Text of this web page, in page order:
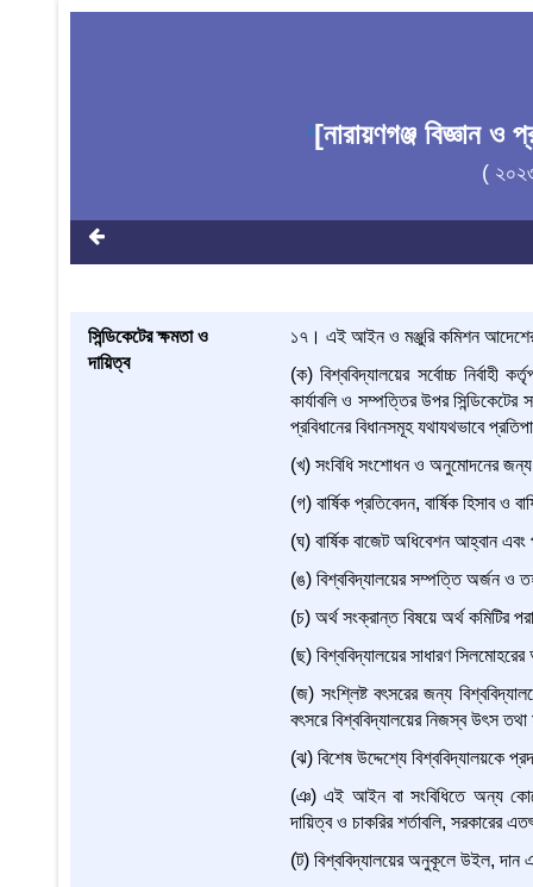
1[নারায়ণগঞ্জ বিজ্ঞান
(
সিন্ডিকেটের ক্ষমতা ও
দায়িত্ব
১৭। এই আইন ও মঞ্জুরি কমিশন আদেশের
(ক) বিশ্ববিদ্যালয়ের সর্বোচ্চ নির্বাহী
কার্যাবলি ও সম্পত্তির উপর সিন্ডিকেটের
প্রবিধানের বিধানসমূহ যথাযথভাবে
(খ) সংবিধি সংশোধন ও অনুমোদনের জন্য
(গ) বার্ষিক প্রতিবেদন, বার্ষিক হিসাব ও
(ঘ) বার্ষিক বাজেট অধিবেশন আহ্বান
(ঙ) বিশ্ববিদ্যালয়ের সম্পত্তি অর্জন ও
(চ) অর্থ সংক্রান্ত বিষয়ে অর্থ কমিটির
(ছ) বিশ্ববিদ্যালয়ের সাধারণ
(জ) সংশ্লিষ্ট বৎসরের জন্য
বৎসরে বিশ্ববিদ্যালয়ের নিজস্ব উৎস
(ঝ) বিশেষ উদ্দেশ্যে বিশ্ববিদ্যালয়কে
(ঞ) এই আইন বা সংবিধিতে অন্য কোনো
দায়িত্ব ও চাকরির শর্তাবলি, সরকারের
(ট) বিশ্ববিদ্যালয়ের অনুকূলে উইল,